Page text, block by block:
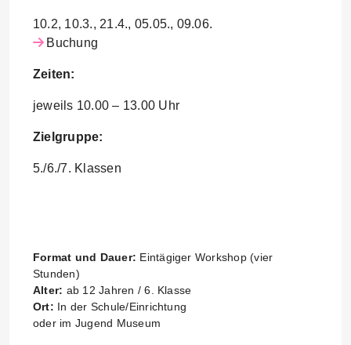
10.2, 10.3., 21.4., 05.05., 09.06.
Buchung
Zeiten:
jeweils 10.00 – 13.00 Uhr
Zielgruppe:
5./6./7. Klassen
Format und Dauer: Eintägiger Workshop (vier
Stunden)
Alter: ab 12 Jahren / 6. Klasse
Ort: In der Schule/Einrichtung
oder im Jugend Museum